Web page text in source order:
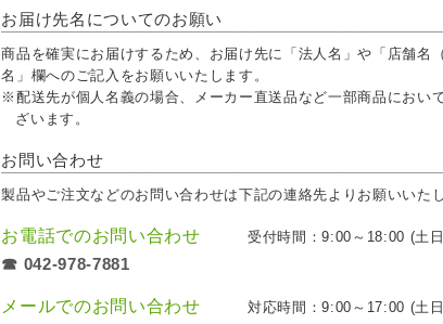
お届け先名についてのお願い
商品を確実にお届けするため、お届け先に「法人名」や「店舗名
名」欄へのご記入をお願いいたします。
※配送先が個人名義の場合、メーカー直送品など一部商品におい
ざいます。
お問い合わせ
製品やご注文などのお問い合わせは下記の連絡先よりお願いいたし
お電話でのお問い合わせ 受付時間：9:00～18:00 (土
☎ 042-978-7881
メールでのお問い合わせ 対応時間：9:00～17:00 (土